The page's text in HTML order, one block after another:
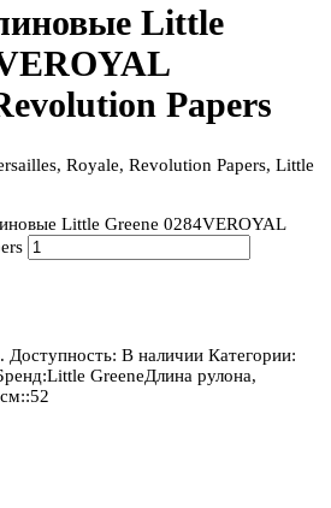
Little
Papers
Royale, Revolution Papers, Little
Little Greene 0284VEROYAL
. Доступность: В наличии Категории:
Little GreeneДлина рулона,
52